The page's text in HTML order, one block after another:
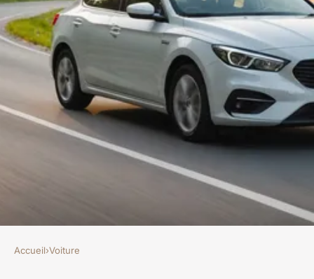
Accueil›Voiture